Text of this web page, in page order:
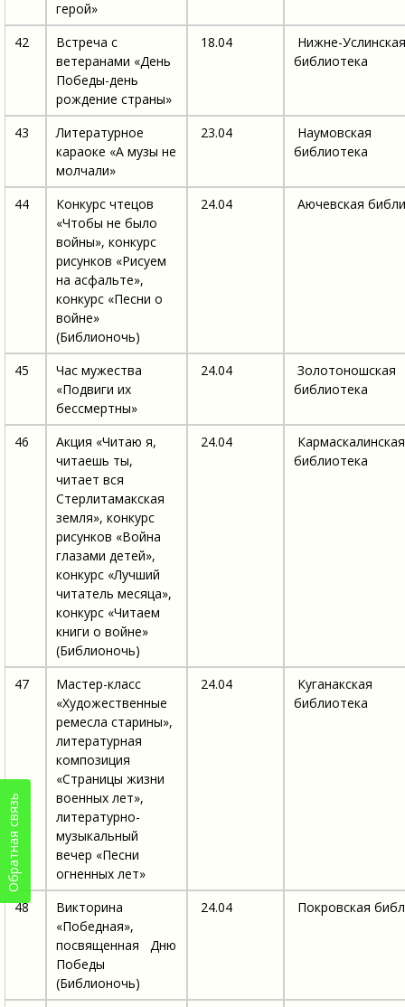
герой»
42
Встреча с
ветеранами «День
Победы-день
рождение страны»
18.04
Нижне-Услинская
библиотека
43
Литературное
караоке «А музы не
молчали»
23.04
Наумовская
библиотека
44
Конкурс чтецов
«Чтобы не было
войны», конкурс
рисунков «Рисуем
на асфальте»,
конкурс «Песни о
войне»
(Библионочь)
24.04 Аючевская
45
Час мужества
«Подвиги их
бессмертны»
24.04
Золотоношская
библиотека
46
Акция «Читаю я,
читаешь ты,
читает вся
Стерлитамакская
земля», конкурс
рисунков «Война
глазами детей»,
конкурс «Лучший
читатель месяца»,
конкурс «Читаем
книги о войне»
(Библионочь)
24.04
Кармаскалинская
библиотека
47
Мастер-класс
«Художественные
ремесла старины»,
литературная
композиция
«Страницы жизни
военных лет»,
литературно-
музыкальный
вечер «Песни
огненных лет»
24.04
Куганакская
библиотека
48
Викторина
«Победная»,
посвященная Дню
Победы
(Библионочь)
24.04 Покровская
Обратная связь